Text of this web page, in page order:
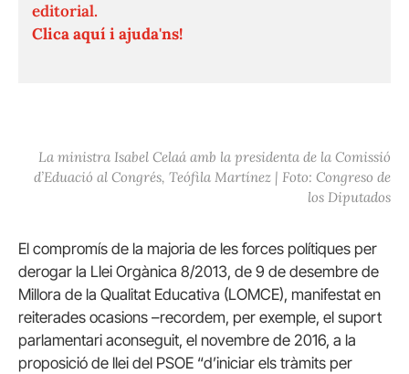
editorial.
Clica aquí i ajuda'ns!
La ministra Isabel Celaá amb la presidenta de la Comissió
d’Eduació al Congrés, Teófila Martínez | Foto: Congreso de
los Diputados
El compromís de la majoria de les forces polítiques per
derogar la Llei Orgànica 8/2013, de 9 de desembre de
Millora de la Qualitat Educativa (LOMCE), manifestat en
reiterades ocasions –recordem, per exemple, el suport
parlamentari aconseguit, el novembre de 2016, a la
proposició de llei del PSOE “d’iniciar els tràmits per